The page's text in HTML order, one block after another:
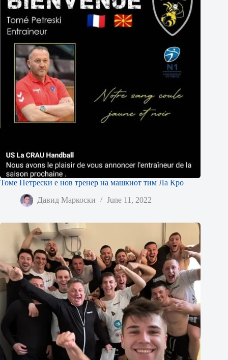
Томе Петрески е нов тренер на машкиот тим Ла Кро
Давид Маркоски June 11, 2022